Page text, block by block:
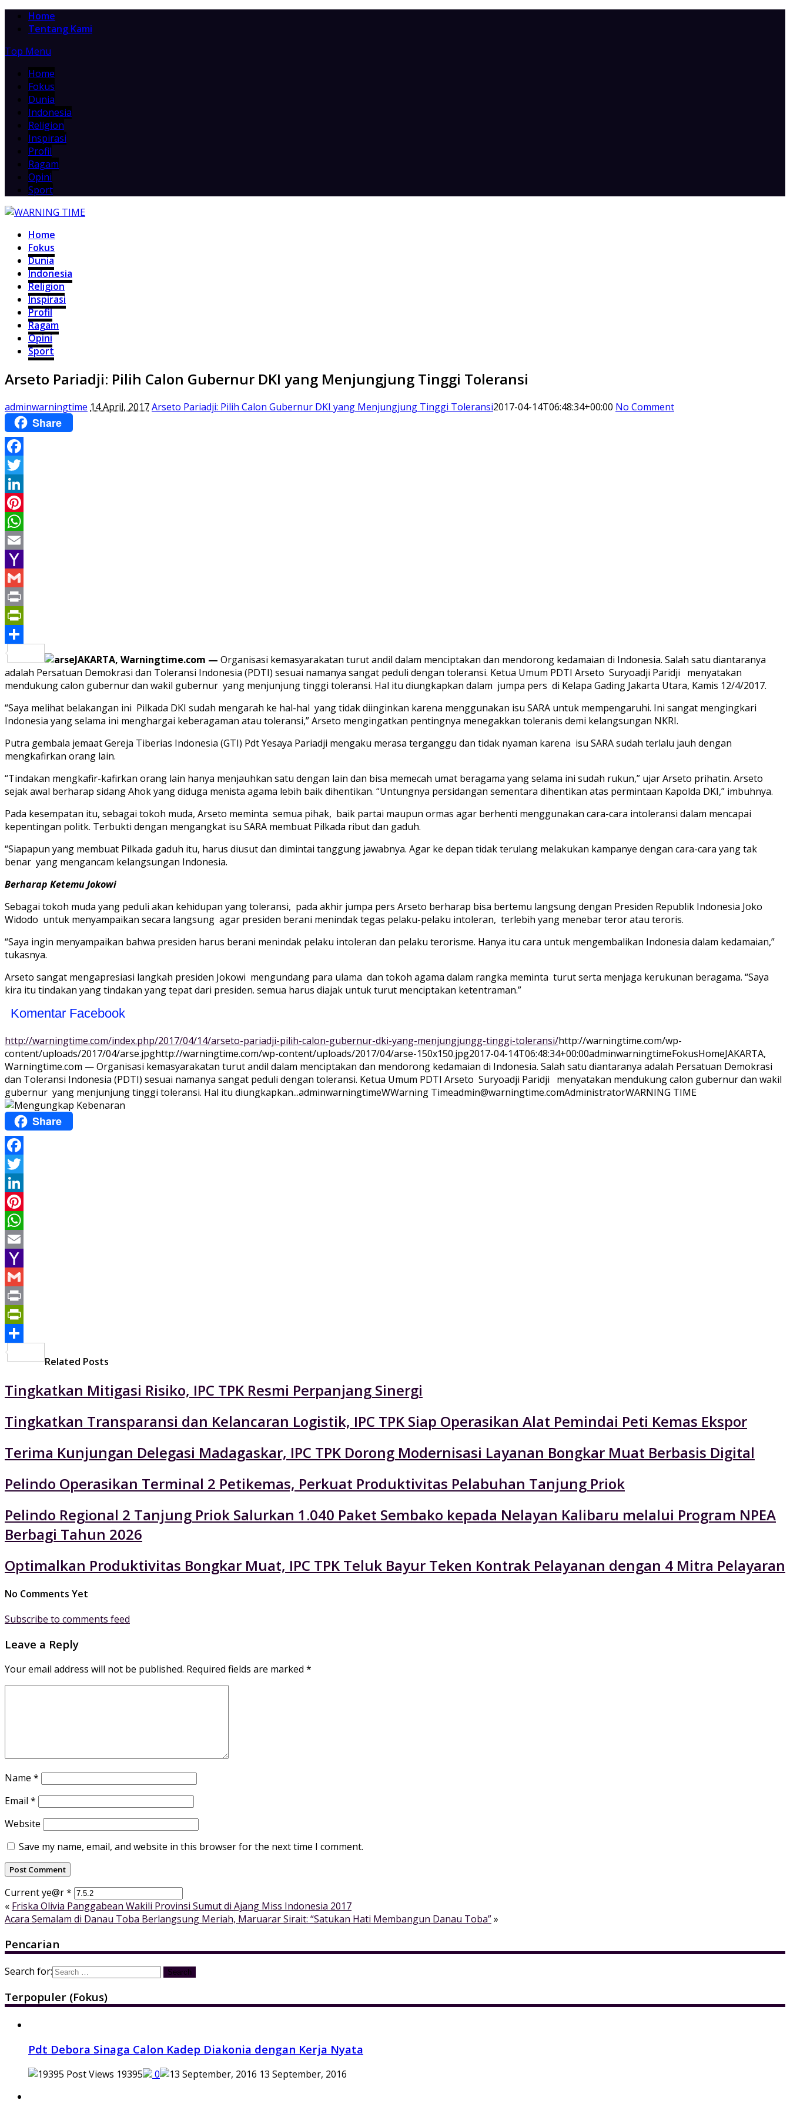
Home
Tentang Kami
Top Menu
Home
Fokus
Dunia
Indonesia
Religion
Inspirasi
Profil
Ragam
Opini
Sport
Home
Fokus
Dunia
Indonesia
Religion
Inspirasi
Profil
Ragam
Opini
Sport
Arseto Pariadji: Pilih Calon Gubernur DKI yang Menjungjung Tinggi Toleransi
adminwarningtime 14 April, 2017Arseto Pariadji: Pilih Calon Gubernur DKI yang Menjungjung Tinggi Toleransi2017-04-14T06:48:34+00:00 No Comment
Share
Facebook
Twitter
LinkedIn
Pinterest
WhatsApp
Email
Yahoo
Mail
Gmail
Print
PrintFriendly
Share
JAKARTA, Warningtime.com — Organisasi kemasyarakatan turut andil dalam menciptakan dan mendorong kedamaian di Indonesia. Salah satu diantaranya
adalah Persatuan Demokrasi dan Toleransi Indonesia (PDTI) sesuai namanya sangat peduli dengan toleransi. Ketua Umum PDTI Arseto Suryoadji Paridji menyatakan
mendukung calon gubernur dan wakil gubernur yang menjunjung tinggi toleransi. Hal itu diungkapkan dalam jumpa pers di Kelapa Gading Jakarta Utara, Kamis 12/4/2017.
“Saya melihat belakangan ini Pilkada DKI sudah mengarah ke hal-hal yang tidak diinginkan karena menggunakan isu SARA untuk mempengaruhi. Ini sangat mengingkari
Indonesia yang selama ini menghargai keberagaman atau toleransi,” Arseto mengingatkan pentingnya menegakkan toleranis demi kelangsungan NKRI.
Putra gembala jemaat Gereja Tiberias Indonesia (GTI) Pdt Yesaya Pariadji mengaku merasa terganggu dan tidak nyaman karena isu SARA sudah terlalu jauh dengan
mengkafirkan orang lain.
“Tindakan mengkafir-kafirkan orang lain hanya menjauhkan satu dengan lain dan bisa memecah umat beragama yang selama ini sudah rukun,” ujar Arseto prihatin. Arseto
sejak awal berharap sidang Ahok yang diduga menista agama lebih baik dihentikan. “Untungnya persidangan sementara dihentikan atas permintaan Kapolda DKI,” imbuhnya.
Pada kesempatan itu, sebagai tokoh muda, Arseto meminta semua pihak, baik partai maupun ormas agar berhenti menggunakan cara-cara intoleransi dalam mencapai
kepentingan politk. Terbukti dengan mengangkat isu SARA membuat Pilkada ribut dan gaduh.
“Siapapun yang membuat Pilkada gaduh itu, harus diusut dan dimintai tanggung jawabnya. Agar ke depan tidak terulang melakukan kampanye dengan cara-cara yang tak
benar yang mengancam kelangsungan Indonesia.
Berharap Ketemu Jokowi
Sebagai tokoh muda yang peduli akan kehidupan yang toleransi, pada akhir jumpa pers Arseto berharap bisa bertemu langsung dengan Presiden Republik Indonesia Joko
Widodo untuk menyampaikan secara langsung agar presiden berani menindak tegas pelaku-pelaku intoleran, terlebih yang menebar teror atau teroris.
“Saya ingin menyampaikan bahwa presiden harus berani menindak pelaku intoleran dan pelaku terorisme. Hanya itu cara untuk mengembalikan Indonesia dalam kedamaian,”
tukasnya.
Arseto sangat mengapresiasi langkah presiden Jokowi mengundang para ulama dan tokoh agama dalam rangka meminta turut serta menjaga kerukunan beragama. “Saya
kira itu tindakan yang tindakan yang tepat dari presiden. semua harus diajak untuk turut menciptakan ketentraman.”
Komentar Facebook
http://warningtime.com/index.php/2017/04/14/arseto-pariadji-pilih-calon-gubernur-dki-yang-menjungjungg-tinggi-toleransi/http://warningtime.com/wp-
content/uploads/2017/04/arse.jpghttp://warningtime.com/wp-content/uploads/2017/04/arse-150x150.jpg2017-04-14T06:48:34+00:00adminwarningtimeFokusHomeJAKARTA,
Warningtime.com — Organisasi kemasyarakatan turut andil dalam menciptakan dan mendorong kedamaian di Indonesia. Salah satu diantaranya adalah Persatuan Demokrasi
dan Toleransi Indonesia (PDTI) sesuai namanya sangat peduli dengan toleransi. Ketua Umum PDTI Arseto Suryoadji Paridji menyatakan mendukung calon gubernur dan wakil
gubernur yang menjunjung tinggi toleransi. Hal itu diungkapkan...adminwarningtimeWWarning Timeadmin@warningtime.comAdministratorWARNING TIME
Share
Facebook
Twitter
LinkedIn
Pinterest
WhatsApp
Email
Yahoo
Mail
Gmail
Print
PrintFriendly
Related Posts
Tingkatkan Mitigasi Risiko, IPC TPK Resmi Perpanjang Sinergi
Tingkatkan Transparansi dan Kelancaran Logistik, IPC TPK Siap Operasikan Alat Pemindai Peti Kemas Ekspor
Terima Kunjungan Delegasi Madagaskar, IPC TPK Dorong Modernisasi Layanan Bongkar Muat Berbasis Digital
Pelindo Operasikan Terminal 2 Petikemas, Perkuat Produktivitas Pelabuhan Tanjung Priok
Pelindo Regional 2 Tanjung Priok Salurkan 1.040 Paket Sembako kepada Nelayan Kalibaru melalui Program NPEA
Berbagi Tahun 2026
Optimalkan Produktivitas Bongkar Muat, IPC TPK Teluk Bayur Teken Kontrak Pelayanan dengan 4 Mitra Pelayaran
No Comments Yet
Subscribe to comments feed
Leave a Reply
Your email address will not be published. Required fields are marked *
Name *
Email *
Website
Save my name, email, and website in this browser for the next time I comment.
Current ye@r*
« Friska Olivia Panggabean Wakili Provinsi Sumut di Ajang Miss Indonesia 2017
Acara Semalam di Danau Toba Berlangsung Meriah, Maruarar Sirait: “Satukan Hati Membangun Danau Toba”»
Pencarian
Search for:
Terpopuler (Fokus)
Pdt Debora Sinaga Calon Kadep Diakonia dengan Kerja Nyata
19395 0 13 September, 2016